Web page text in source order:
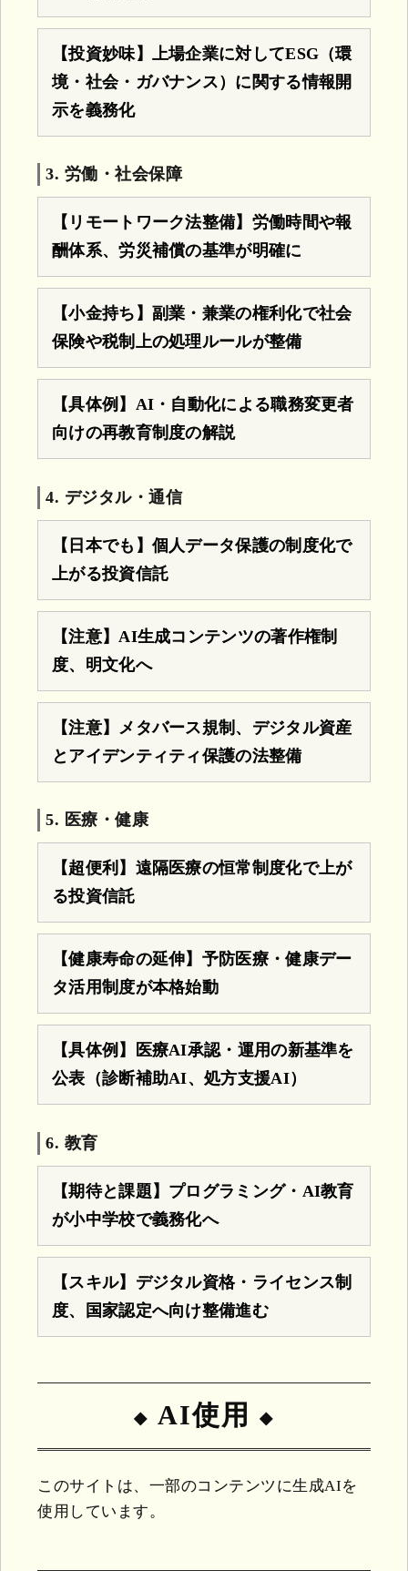
【投資妙味】上場企業に対してESG（環
境・社会・ガバナンス）に関する情報開
示を義務化
3. 労働・社会保障
【リモートワーク法整備】労働時間や報
酬体系、労災補償の基準が明確に
【小金持ち】副業・兼業の権利化で社会
保険や税制上の処理ルールが整備
【具体例】AI・自動化による職務変更者
向けの再教育制度の解説
4. デジタル・通信
【日本でも】個人データ保護の制度化で
上がる投資信託
【注意】AI生成コンテンツの著作権制
度、明文化へ
【注意】メタバース規制、デジタル資産
とアイデンティティ保護の法整備
5. 医療・健康
【超便利】遠隔医療の恒常制度化で上が
る投資信託
【健康寿命の延伸】予防医療・健康デー
タ活用制度が本格始動
【具体例】医療AI承認・運用の新基準を
公表（診断補助AI、処方支援AI）
6. 教育
【期待と課題】プログラミング・AI教育
が小中学校で義務化へ
【スキル】デジタル資格・ライセンス制
度、国家認定へ向け整備進む
AI使用
このサイトは、一部のコンテンツに生成AIを
使用しています。